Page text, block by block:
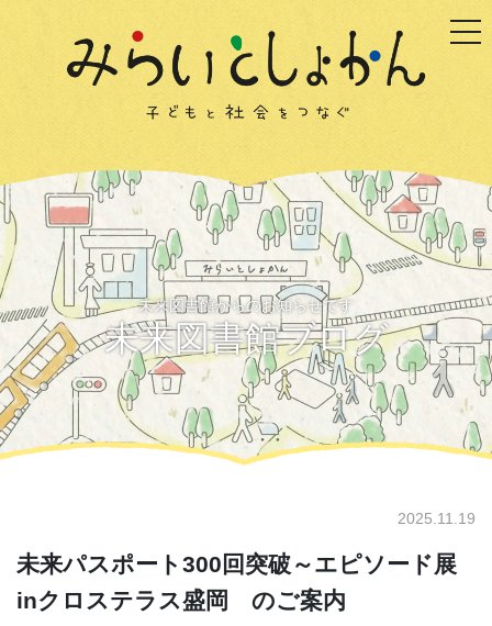
未来図書館からのお知らせです
未来図書館ブログ
2025.11.19
未来パスポート300回突破～エピソード展
inクロステラス盛岡 のご案内